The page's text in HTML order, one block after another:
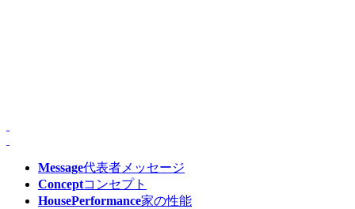
Message代表者メッセージ
Conceptコンセプト
HousePerformance家の性能